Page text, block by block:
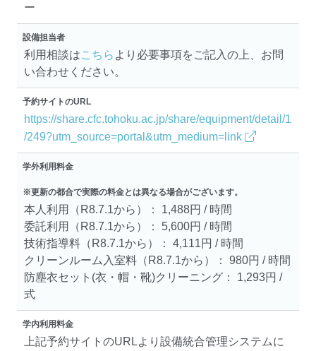
ー
設備担当者
利用相談はこちら より必要事項をご記入の上、お問
い合わせください。
予約サイトのURL
https://share.cfc.tohoku.ac.jp/share/equipment/detail/1
/249?utm_source=portal&utm_medium=link
学外利用料金
※更新の都合で実際の料金とは異なる場合がございます。
本人利用（R8.7.1から）： 1,488円 / 時間
委託利用（R8.7.1から）： 5,600円 / 時間
技術指導料（R8.7.1から）： 4,111円 / 時間
クリーンルーム入室料（R8.7.1から）： 980円 / 時間
防塵衣セット(衣・帽・靴)クリーニング： 1,293円 /
式
学内利用料金
上記予約サイトのURLより設備統合管理システムに